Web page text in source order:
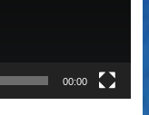
00:00